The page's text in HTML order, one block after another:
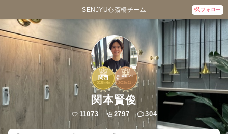
SENJYU心斎橋チーム フォロー
2
関西
2025年 6月
3
西心斎橋・アメ
村
2025年 11 月
関本賢俊
11073 2797 304